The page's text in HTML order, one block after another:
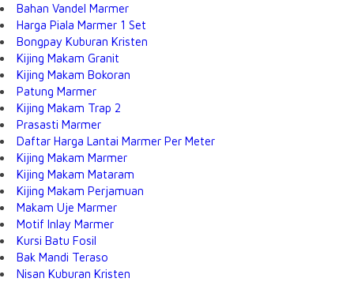
Bahan Vandel Marmer
Harga Piala Marmer 1 Set
Bongpay Kuburan Kristen
Kijing Makam Granit
Kijing Makam Bokoran
Patung Marmer
Kijing Makam Trap 2
Prasasti Marmer
Daftar Harga Lantai Marmer Per Meter
Kijing Makam Marmer
Kijing Makam Mataram
Kijing Makam Perjamuan
Makam Uje Marmer
Motif Inlay Marmer
Kursi Batu Fosil
Bak Mandi Teraso
Nisan Kuburan Kristen